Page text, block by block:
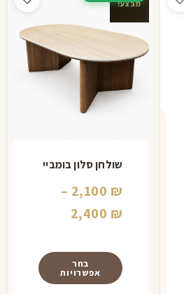
מבצע!
שולחן סלון בומביי
2,100 ₪
–
2,400 ₪
עד
בחר
אפשרויות